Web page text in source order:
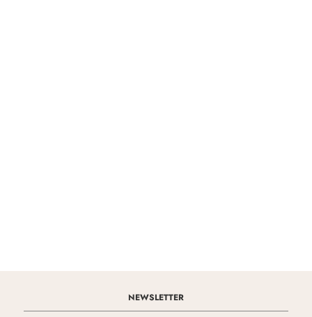
NEWSLETTER